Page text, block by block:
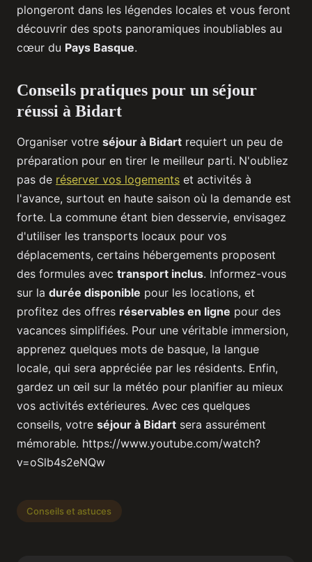
plongeront dans les légendes locales et vous feront
découvrir des spots panoramiques inoubliables au
cœur du Pays Basque.
Conseils pratiques pour un séjour
réussi à Bidart
Organiser votre séjour à Bidart requiert un peu de
préparation pour en tirer le meilleur parti. N'oubliez
pas de réserver vos logements et activités à
l'avance, surtout en haute saison où la demande est
forte. La commune étant bien desservie, envisagez
d'utiliser les transports locaux pour vos
déplacements, certains hébergements proposent
des formules avec transport inclus. Informez-vous
sur la durée disponible pour les locations, et
profitez des offres réservables en ligne pour des
vacances simplifiées. Pour une véritable immersion,
apprenez quelques mots de basque, la langue
locale, qui sera appréciée par les résidents. Enfin,
gardez un œil sur la météo pour planifier au mieux
vos activités extérieures. Avec ces quelques
conseils, votre séjour à Bidart sera assurément
mémorable. https://www.youtube.com/watch?
v=oSlb4s2eNQw
Conseils et astuces